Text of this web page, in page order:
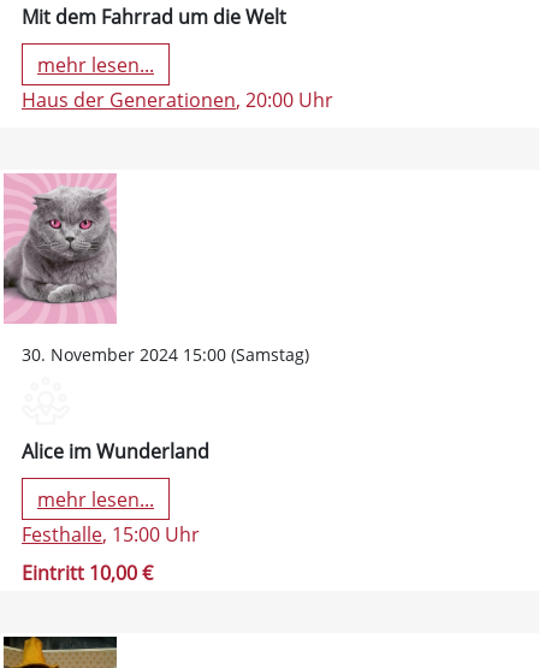
Mit dem Fahrrad um die Welt
mehr lesen...
Haus der Generationen, 20:00 Uhr
30. November 2024 15:00 (Samstag)
Alice im Wunderland
mehr lesen...
Festhalle, 15:00 Uhr
Eintritt 10,00 €